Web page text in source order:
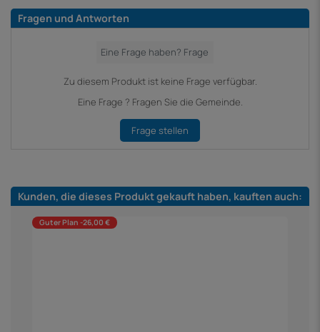
Fragen und Antworten
Zu diesem Produkt ist keine Frage verfügbar.
Eine Frage ? Fragen Sie die Gemeinde.
Frage stellen
Kunden, die dieses Produkt gekauft haben, kauften auch:
Guter Plan -26,00 €